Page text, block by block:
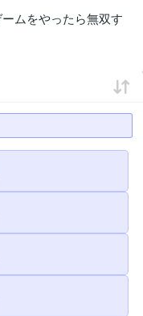
ムをやったら無双す